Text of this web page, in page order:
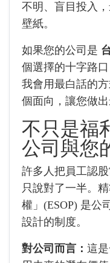
不明、盲目投入
壁紙。
如果您的公司是
個選擇的十字路
我會用最白話的
個面向，讓您做出
不只是福
公司與您
許多人把員工認
只說對了一半。
權」(ESOP) 是公
設計的制度。
對公司而言： 這